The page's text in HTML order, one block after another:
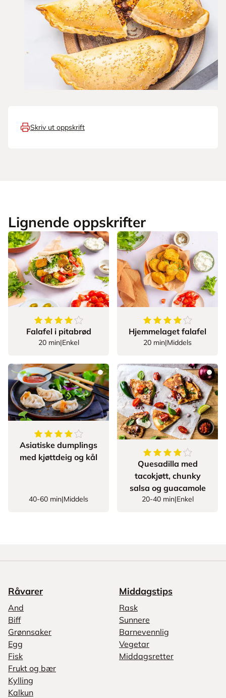
Skriv ut oppskrift
Lignende oppskrifter
4.114285714285714
stjerner
Falafel i pitabrød
20 min|Enkel
4.666666666666667
Hjemmelaget falafel
20 min|Middels
4.111111111111111 av5stjerner
Asiatiske dumplings
med kjøttdeig og kål
40-60 min|Middels
4.75av 5stjerner
Quesadilla med
tacokjøtt, chunky
salsa og guacamole
20-40 min|Enkel
Råvarer
And
Biff
Grønnsaker
Egg
Fisk
Frukt og bær
Kylling
Kalkun
Middagstips
Rask
Sunnere
Barnevennlig
Vegetar
Middagsretter